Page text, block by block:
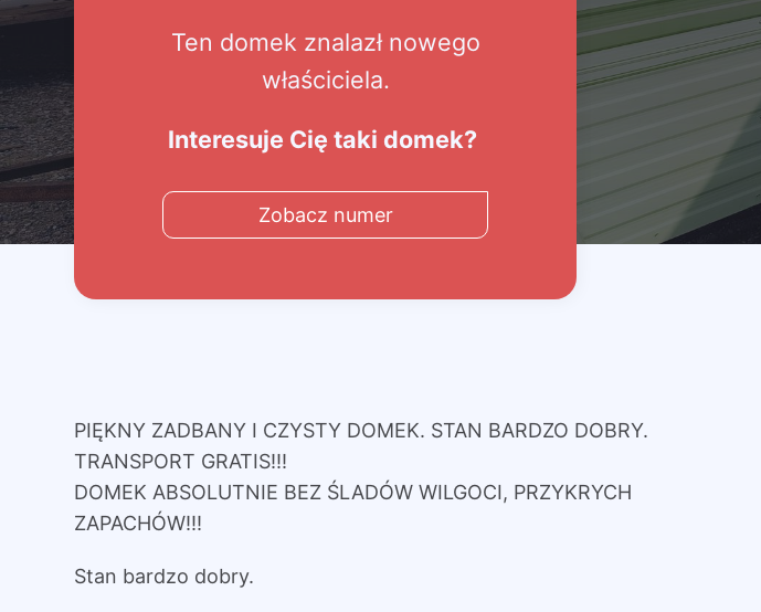
Ten domek znalazł nowego
właściciela.
Interesuje Cię taki domek?
Zobacz numer
PIĘKNY ZADBANY I CZYSTY DOMEK. STAN BARDZO DOBRY.
TRANSPORT GRATIS!!!
DOMEK ABSOLUTNIE BEZ ŚLADÓW WILGOCI, PRZYKRYCH
ZAPACHÓW!!!
Stan bardzo dobry.